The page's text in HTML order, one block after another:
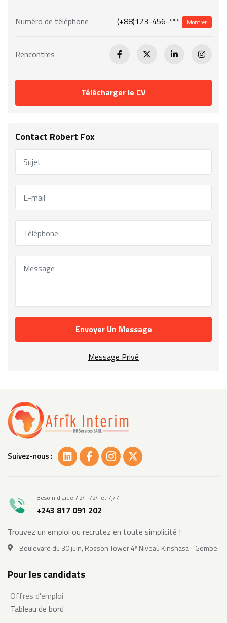
Numéro de téléphone (+88)123-456-*** Montrer
Rencontres
Télécharger le CV
Contact Robert Fox
Envoyer Un Message
Message Privé
Suivez-nous :
Besoin d'aide ? 24h/24 et 7j/7
+243 817 091 202
Trouvez un emploi ou recrutez en toute simplicité !
Boulevard du 30 juin, Rosson Tower 4ᵉ Niveau Kinshasa - Gombe
Pour les candidats
Offres d'emploi
Tableau de bord